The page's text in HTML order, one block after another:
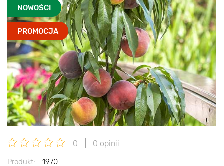
NOWOŚCI
PROMOCJA
0 0 opinii
Produkt:
1970